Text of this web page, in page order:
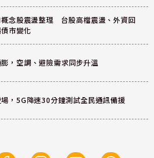
概念股震盪整理 台股高檔震盪、外資回
市變化
，空調、避險需求同步升溫
，5G降速30分鐘測試全民通訊備援